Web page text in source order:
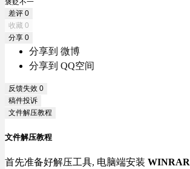
差评 0
收藏 0
分享 0
分享到 微博
分享到 QQ空间
反馈失效 0
稿件投诉
文件解压教程
文件解压教程
首先准备好解压工具, 电脑端安装 WINRAR